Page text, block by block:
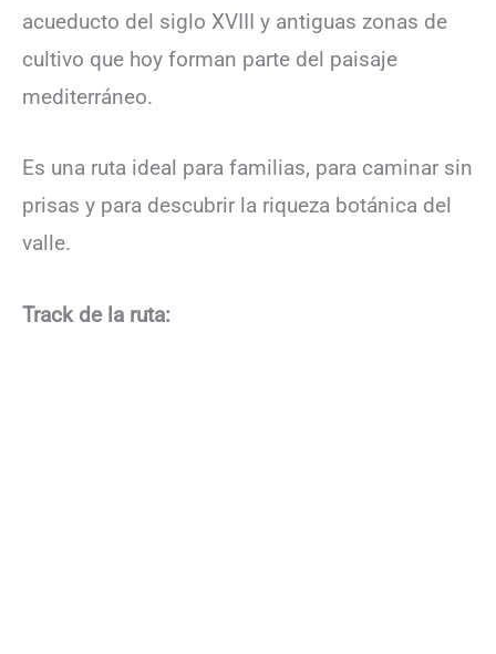
acueducto del siglo XVIII y antiguas zonas de
cultivo que hoy forman parte del paisaje
mediterráneo.
Es una ruta ideal para familias, para caminar sin
prisas y para descubrir la riqueza botánica del
valle.
Track de la ruta: